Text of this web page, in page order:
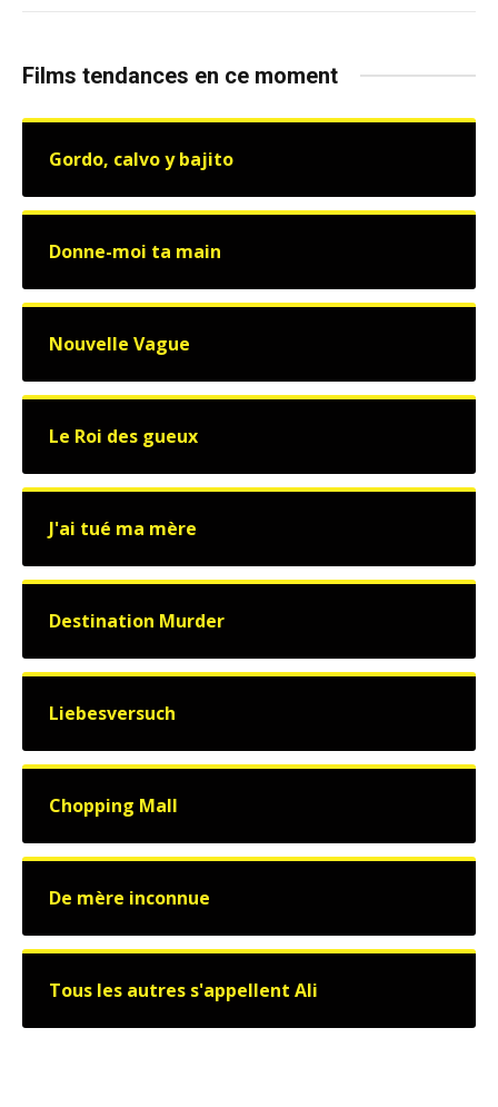
Films tendances en ce moment
Gordo, calvo y bajito
Donne-moi ta main
Nouvelle Vague
Le Roi des gueux
J'ai tué ma mère
Destination Murder
Liebesversuch
Chopping Mall
De mère inconnue
Tous les autres s'appellent Ali